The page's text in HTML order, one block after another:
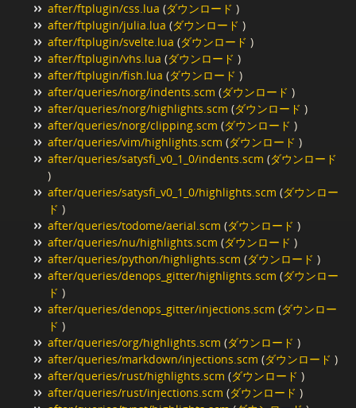
after/ftplugin/css.lua (ダウンロード )
after/ftplugin/julia.lua (ダウンロード )
after/ftplugin/svelte.lua (ダウンロード )
after/ftplugin/vhs.lua (ダウンロード )
after/ftplugin/fish.lua (ダウンロード )
after/queries/norg/indents.scm (ダウンロード )
after/queries/norg/highlights.scm (ダウンロード )
after/queries/norg/clipping.scm (ダウンロード )
after/queries/vim/highlights.scm (ダウンロード )
after/queries/satysfi_v0_1_0/indents.scm (ダウンロード
)
after/queries/satysfi_v0_1_0/highlights.scm (ダウンロー
ド )
after/queries/todome/aerial.scm (ダウンロード )
after/queries/nu/highlights.scm (ダウンロード )
after/queries/python/highlights.scm (ダウンロード )
after/queries/denops_gitter/highlights.scm (ダウンロー
ド )
after/queries/denops_gitter/injections.scm (ダウンロー
ド )
after/queries/org/highlights.scm (ダウンロード )
after/queries/markdown/injections.scm (ダウンロード )
after/queries/rust/highlights.scm (ダウンロード )
after/queries/rust/injections.scm (ダウンロード )